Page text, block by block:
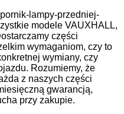
lampy-przedniej-
modele VAUXHALL,
części
wymaganiom, czy to
wymiany, czy
Rozumiemy, że
z naszych części
gwarancją,
przy zakupie.